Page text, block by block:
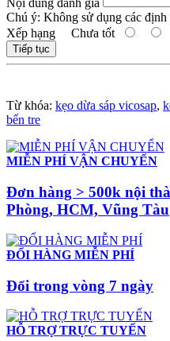
Nội dung đánh giá
Chú ý: Không sử dụng các
Xếp hạng Chưa tốt
Tiếp tục
Từ khóa: kẹo dừa sáp vicosap,
bến tre
MIỄN PHÍ VẬN CHUYỂN
Đơn hàng > 500k nội
Phòng, HCM, Vũng Tàu
ĐỔI HÀNG MIỄN PHÍ
Đổi trong vòng 7 ngày
HỖ TRỢ TRỰC TUYẾN